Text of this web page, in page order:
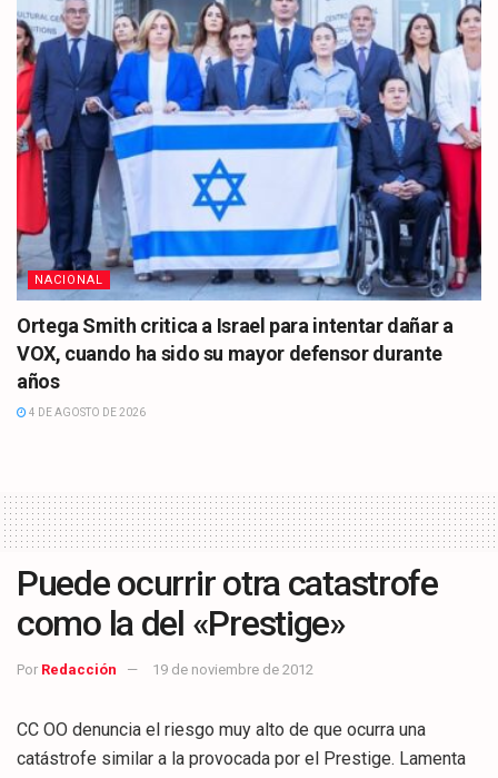
NACIONAL
Ortega Smith critica a Israel para intentar dañar a
VOX, cuando ha sido su mayor defensor durante
años
4 DE AGOSTO DE 2026
Puede ocurrir otra catastrofe
como la del «Prestige»
Por Redacción 19 de noviembre de 2012
CC OO denuncia el riesgo muy alto de que ocurra una
catástrofe similar a la provocada por el Prestige. Lamenta